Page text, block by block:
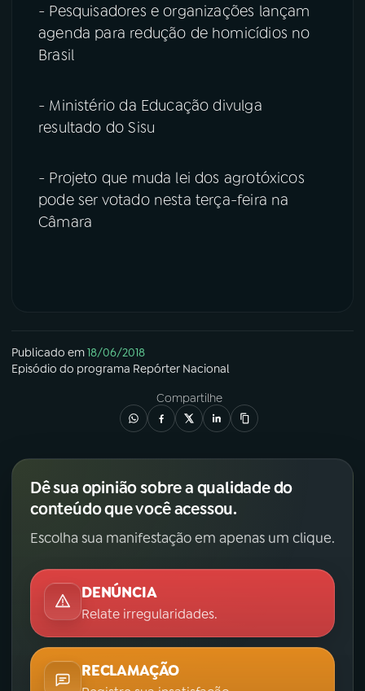
- Pesquisadores e organizações lançam
agenda para redução de homicídios no
Brasil
- Ministério da Educação divulga
resultado do Sisu
- Projeto que muda lei dos agrotóxicos
pode ser votado nesta terça-feira na
Câmara
Publicado em18/06/2018
Episódio do programa Repórter Nacional
Compartilhe
Dê sua opinião sobre a qualidade do
conteúdo que você acessou.
Escolha sua manifestação em apenas um clique.
DENÚNCIA
Relate irregularidades.
RECLAMAÇÃO